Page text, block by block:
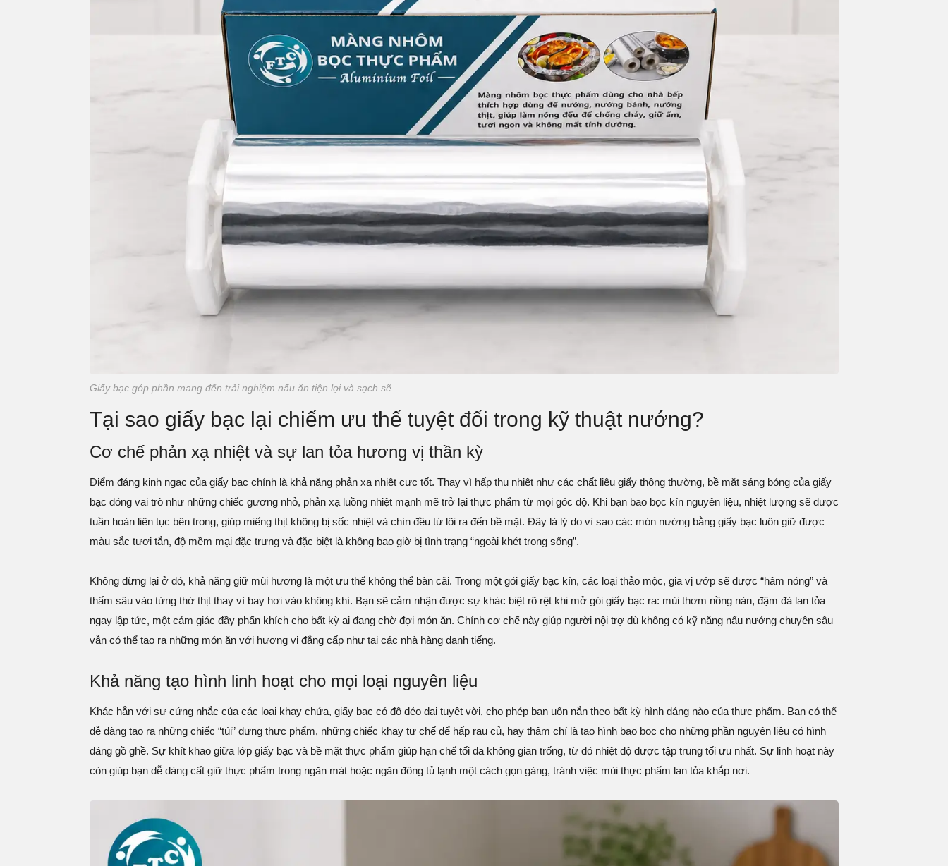
Giấy bạc góp phần mang đến trải nghiệm nấu ăn tiện lợi và sạch sẽ
Tại sao giấy bạc lại chiếm ưu thế tuyệt đối trong kỹ thuật nướng?
Cơ chế phản xạ nhiệt và sự lan tỏa hương vị thần kỳ
Điểm đáng kinh ngạc của giấy bạc chính là khả năng phản xạ nhiệt cực tốt. Thay vì hấp thụ nhiệt như các chất liệu giấy thông thường, bề mặt sáng bóng của giấy
bạc đóng vai trò như những chiếc gương nhỏ, phản xạ luồng nhiệt mạnh mẽ trở lại thực phẩm từ mọi góc độ. Khi bạn bao bọc kín nguyên liệu, nhiệt lượng sẽ được
tuần hoàn liên tục bên trong, giúp miếng thịt không bị sốc nhiệt và chín đều từ lõi ra đến bề mặt. Đây là lý do vì sao các món nướng bằng giấy bạc luôn giữ được
màu sắc tươi tắn, độ mềm mại đặc trưng và đặc biệt là không bao giờ bị tình trạng “ngoài khét trong sống”.
Không dừng lại ở đó, khả năng giữ mùi hương là một ưu thế không thể bàn cãi. Trong một gói giấy bạc kín, các loại thảo mộc, gia vị ướp sẽ được “hâm nóng” và
thấm sâu vào từng thớ thịt thay vì bay hơi vào không khí. Bạn sẽ cảm nhận được sự khác biệt rõ rệt khi mở gói giấy bạc ra: mùi thơm nồng nàn, đậm đà lan tỏa
ngay lập tức, một cảm giác đầy phấn khích cho bất kỳ ai đang chờ đợi món ăn. Chính cơ chế này giúp người nội trợ dù không có kỹ năng nấu nướng chuyên sâu
vẫn có thể tạo ra những món ăn với hương vị đẳng cấp như tại các nhà hàng danh tiếng.
Khả năng tạo hình linh hoạt cho mọi loại nguyên liệu
Khác hẳn với sự cứng nhắc của các loại khay chứa, giấy bạc có độ dẻo dai tuyệt vời, cho phép bạn uốn nắn theo bất kỳ hình dáng nào của thực phẩm. Bạn có thể
dễ dàng tạo ra những chiếc “túi” đựng thực phẩm, những chiếc khay tự chế để hấp rau củ, hay thậm chí là tạo hình bao bọc cho những phần nguyên liệu có hình
dáng gồ ghề. Sự khít khao giữa lớp giấy bạc và bề mặt thực phẩm giúp hạn chế tối đa không gian trống, từ đó nhiệt độ được tập trung tối ưu nhất. Sự linh hoạt này
còn giúp bạn dễ dàng cất giữ thực phẩm trong ngăn mát hoặc ngăn đông tủ lạnh một cách gọn gàng, tránh việc mùi thực phẩm lan tỏa khắp nơi.